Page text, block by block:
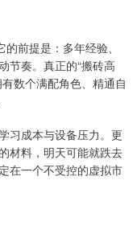
前提是：多年经验、
节奏。真正的“搬砖高
数个满配角色、精通自
习成本与设备压力。更
材料，明天可能就跌去
在一个不受控的虚拟市